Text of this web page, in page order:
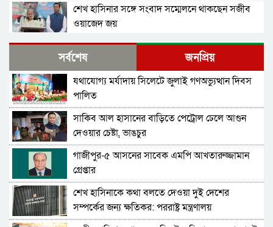
শেখ হাসিনার সঙ্গে সংবাদ সম্মেলনে থাকছেন সজীব
ওয়াজেদ জয়
ক্ষমতাচ্যুতির দুই বছর: ৫ অগাস্ট ‘ভার্চুয়ালি সামনে
আসছেন’ হাসিনা
১১ দলের লিয়াজোঁ কমিটির বৈঠক, ৫ আগস্ট সমাবেশ
হাতকড়া আমাদের কাছে নববধূর চুড়ির মতো: কাদের
সিদ্দিকী
শাপলা চত্বর ‘গণহত্যা’ মামলায় লতিফ সিদ্দিকী গ্রেপ্তার
চুনারুঘাটের হত্যাচেষ্টা মামলায় ব্যারিস্টার সুমনের
জামিন
সর্বশেষ জনপ্রিয়
যথাযোগ্য মর্যাদায় সিলেটে জুলাই গণঅভ্যুত্থান দিবস
পালিত
সাকিব আল হাসানের বাড়িতে পেট্রোল ঢেলে আগুন
দেওয়ার চেষ্টা, ভাঙচুর
গাজীপুর-৫ আসনের সাবেক এমপি আখতারুজ্জামান
গ্রেপ্তার
শেখ হাসিনাকে কথা বলতে দেওয়া দুই দেশের
সম্পর্কের জন্য ক্ষতিকর: পররাষ্ট্র মন্ত্রণালয়